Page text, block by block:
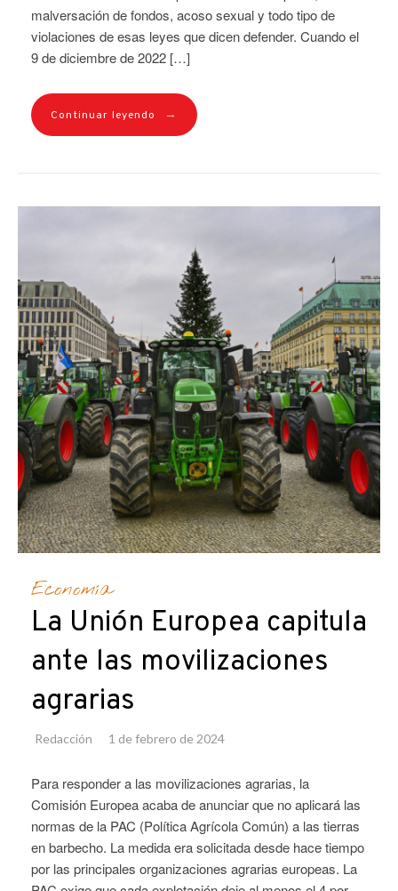
malversación de fondos, acoso sexual y todo tipo de
violaciones de esas leyes que dicen defender. Cuando el
9 de diciembre de 2022 […]
Continuar leyendo →
Economía
La Unión Europea capitula
ante las movilizaciones
agrarias
Redacción 1 de febrero de 2024
Para responder a las movilizaciones agrarias, la
Comisión Europea acaba de anunciar que no aplicará las
normas de la PAC (Política Agrícola Común) a las tierras
en barbecho. La medida era solicitada desde hace tiempo
por las principales organizaciones agrarias europeas. La